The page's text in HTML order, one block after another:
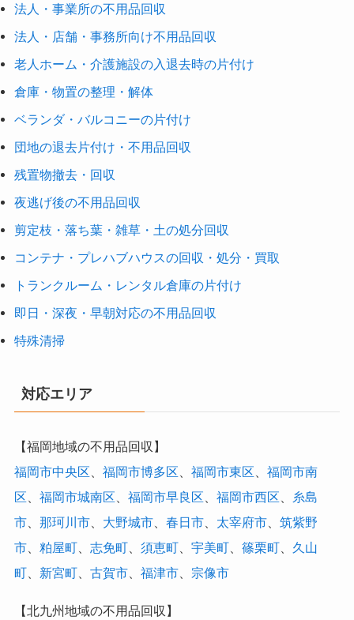
法人・事業所の不用品回収
法人・店舗・事務所向け不用品回収
老人ホーム・介護施設の入退去時の片付け
倉庫・物置の整理・解体
ベランダ・バルコニーの片付け
団地の退去片付け・不用品回収
残置物撤去・回収
夜逃げ後の不用品回収
剪定枝・落ち葉・雑草・土の処分回収
コンテナ・プレハブハウスの回収・処分・買取
トランクルーム・レンタル倉庫の片付け
即日・深夜・早朝対応の不用品回収
特殊清掃
対応エリア
【福岡地域の不用品回収】
福岡市中央区
福岡市博多区 福岡市東区
福岡市南
区
福岡市城南区 福岡市早良区 福岡市西区
糸島
市、 那珂川市、 大野城市、 春日市、 太宰府市、 筑紫野
市、 粕屋町、 志免町、 須恵町、 宇美町、 篠栗町、 久山
町、 新宮町、 古賀市、 福津市、 宗像市
【北九州地域の不用品回収】